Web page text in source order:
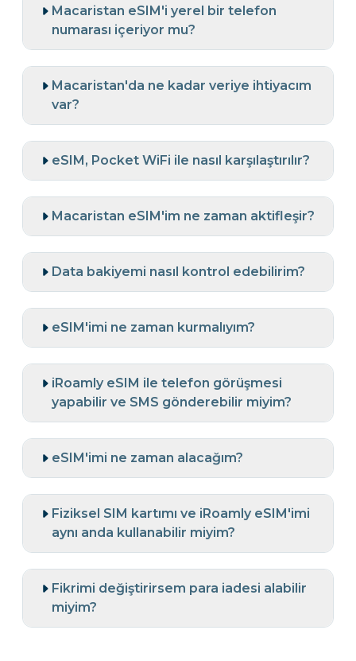
Macaristan eSIM'i yerel bir telefon
numarası içeriyor mu?
Macaristan'da ne kadar veriye ihtiyacım
var?
eSIM, Pocket WiFi ile nasıl karşılaştırılır?
Macaristan eSIM'im ne zaman aktifleşir?
Data bakiyemi nasıl kontrol edebilirim?
eSIM'imi ne zaman kurmalıyım?
iRoamly eSIM ile telefon görüşmesi
yapabilir ve SMS gönderebilir miyim?
eSIM'imi ne zaman alacağım?
Fiziksel SIM kartımı ve iRoamly eSIM'imi
aynı anda kullanabilir miyim?
Fikrimi değiştirirsem para iadesi alabilir
miyim?